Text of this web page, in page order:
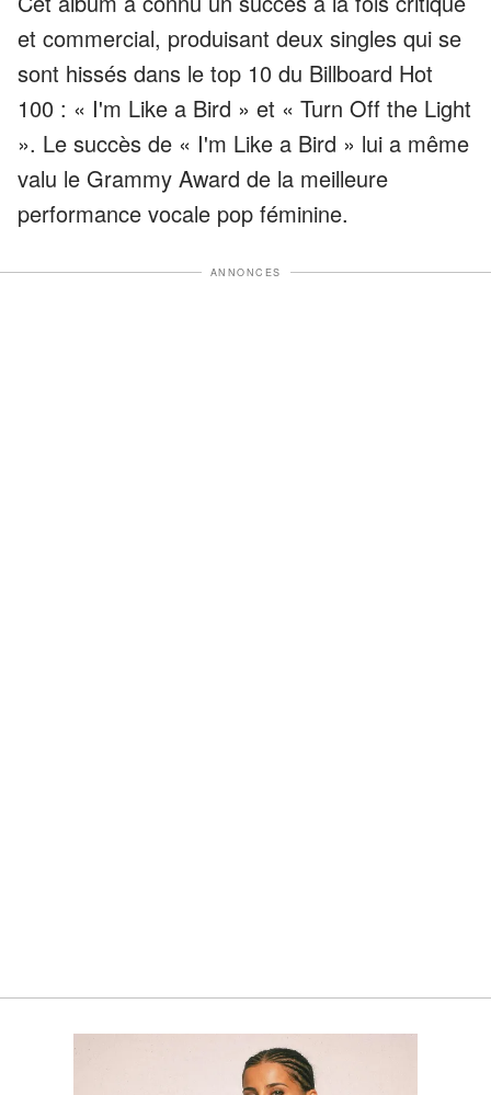
et commercial, produisant deux singles qui se
sont hissés dans le top 10 du Billboard Hot
100 : « I'm Like a Bird » et « Turn Off the Light
». Le succès de « I'm Like a Bird » lui a même
valu le Grammy Award de la meilleure
performance vocale pop féminine.
ANNONCES